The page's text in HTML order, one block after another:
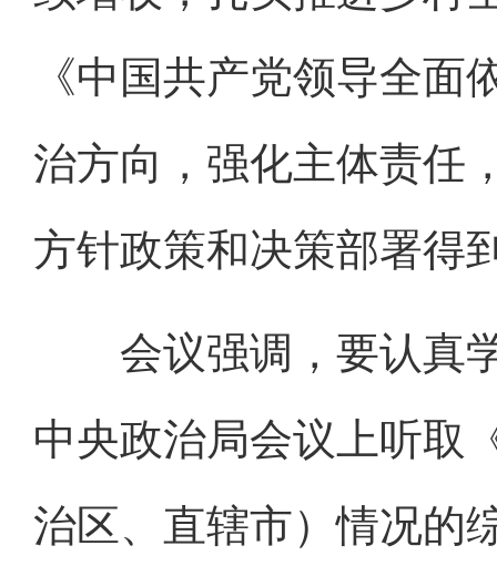
《中国共产党领导全
治方向，强化主体责任
方针政策和决策部署得
会议强调，要认真学
中央政治局会议上听取
治区、直辖市）情况的